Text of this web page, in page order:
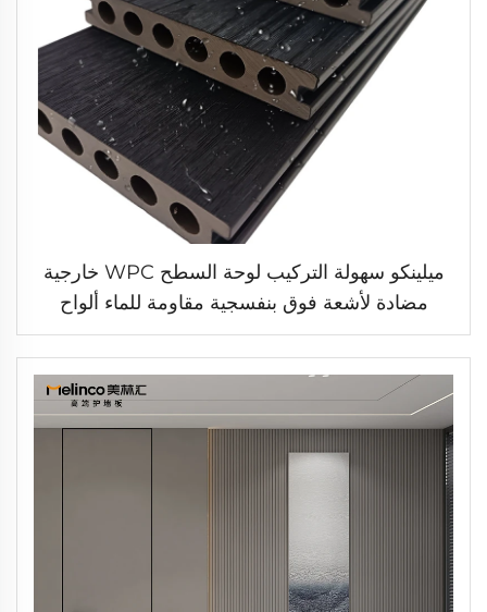
ميلينكو سهولة التركيب لوحة السطح WPC خارجية
مضادة لأشعة فوق بنفسجية مقاومة للماء ألواح
تداخل للأرضيات للحدائق